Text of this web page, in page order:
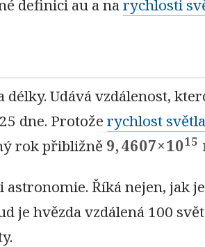
definici au a narychlosti
Udává vzdálenost,
dne. Protožerychlost
rok přibližně 9,4607×1015
Říká nejen, jak
je hvězda vzdálená 100